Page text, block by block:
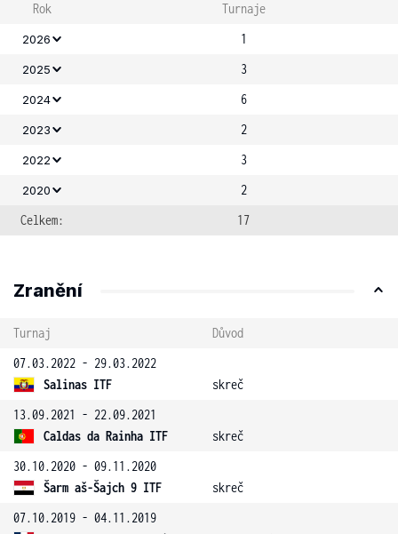
Rok Turnaje
2026 1
2025 3
2024 6
2023 2
2022 3
2020
2
Celkem:
17
Zranění
Turnaj
Důvod
07.03.2022 - 29.03.2022
Salinas ITF
skreč
13.09.2021 - 22.09.2021
Caldas da Rainha ITF
skreč
30.10.2020 - 09.11.2020
Šarm aš-Šajch 9 ITF
skreč
07.10.2019 - 04.11.2019